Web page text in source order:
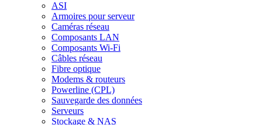
ASI
Armoires pour serveur
Caméras réseau
Composants LAN
Composants Wi-Fi
Câbles réseau
Fibre optique
Modems & routeurs
Powerline (CPL)
Sauvegarde des données
Serveurs
Stockage & NAS